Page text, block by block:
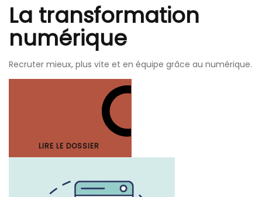
La transformation
numérique
Recruter mieux, plus vite et en équipe grâce au numérique.
LIRE LE DOSSIER